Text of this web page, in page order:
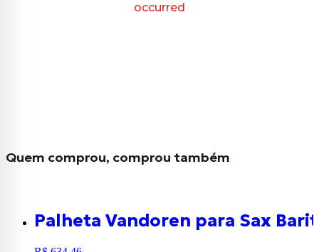
occurred
Quem comprou, comprou também
Palheta Vandoren para Sax